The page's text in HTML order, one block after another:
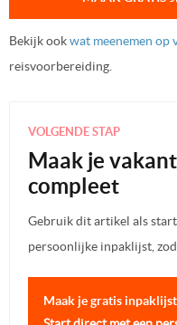
Bekijk ookwat meenemen op
reisvoorbereiding.
VOLGENDE STAP
Maak je
compleet
Gebruik dit artikel als
persoonlijke inpaklijst,
Maak je gratis inpaklijst